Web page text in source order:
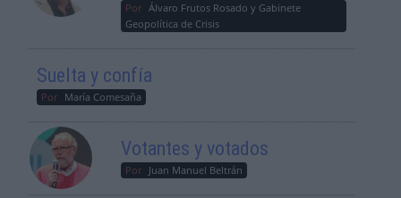
Por Álvaro Frutos Rosado y Gabinete
Geopolítica de Crisis
Suelta y confía
Por María Comesaña
Votantes y votados
Por Juan Manuel Beltrán